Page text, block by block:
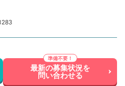
最新の募集状況を
問い合わせる